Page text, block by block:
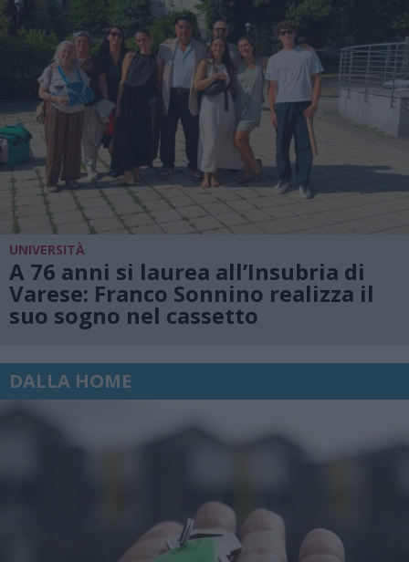
UNIVERSITÀ
A 76 anni si laurea all’Insubria di
Varese: Franco Sonnino realizza il
suo sogno nel cassetto
DALLA HOME